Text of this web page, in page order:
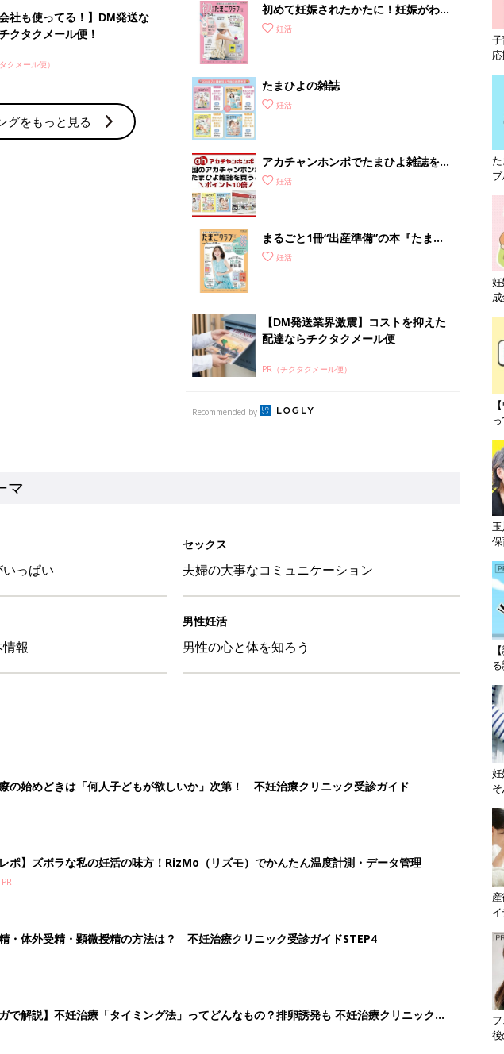
会社も使ってる！】DM発送な
クタクメール便！
クメール便）
グをもっと見る
初めて妊娠されたかたに！妊娠がわか
ったら最初に読む本『初めてのたまご
妊活
たまひよの雑誌
妊活
アカチャンホンポでたまひよ雑誌を買
うとポイント10倍【期間限定】
妊活
まるごと1冊“出産準備”の本『たまご
クラブ 夏号』〈スペシャル大特集〉
妊活
【DM発送業界激震】コストを抑えた
配達ならチクタクメール便
PR（チクタクメール便）
Recommended by
マ
っぱい
セックス
夫婦の大事なコミュニケーション
報
男性妊活
男性の心と体を知ろう
の始めどきは「何人子どもが欲しいか」次第！ 不妊治療クリニック受診ガイド
レポ】ズボラな私の妊活の味方！RizMo（リズモ）でかんたん温度計測・データ管理
・体外受精・顕微授精の方法は？ 不妊治療クリニック受診ガイドSTEP4
ガで解説】不妊治療「タイミング法」ってどんなもの？排卵誘発も 不妊治療クリニック受
STEP3
保
妊
後